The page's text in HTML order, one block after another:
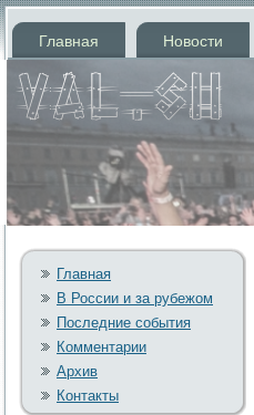
Главная Новости
Главная
В России и за рубежом
Последние события
Комментарии
Архив
Контакты